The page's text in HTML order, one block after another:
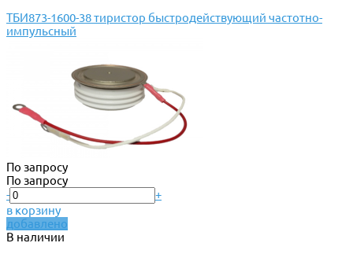
ТБИ873-1600-38 тиристор быстродействующий частотно-
импульсный
По запросу
По запросу
-
+
в корзину
добавлено
В наличии